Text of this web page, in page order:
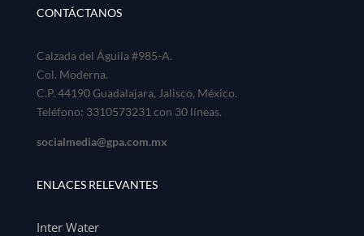
CONTÁCTANOS
Calzada del Águila #985-A.
Col. Moderna.
C.P. 44190 Guadalajara, Jalisco, México.
Teléfono: 3310573231 con 30 líneas.
socialmedia@gpa.com.mx
ENLACES RELEVANTES
Inter Water